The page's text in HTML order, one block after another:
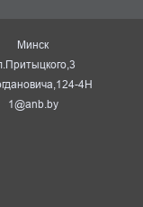
Минск
4Н
1@anb.by